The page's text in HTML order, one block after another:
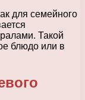
для семейного
Такой
блюдо или в